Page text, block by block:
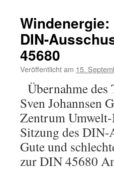
DIN-
45680
Veröffentlicht am 15.
Übernahme des
Sven Johannsen
Zentrum
Sitzung des DIN-
Gute und
zur DIN 45680